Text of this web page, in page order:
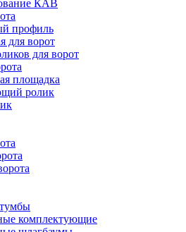
КАВ
профиль
для ворот
для ворот
площадка
ролик
комплектующие